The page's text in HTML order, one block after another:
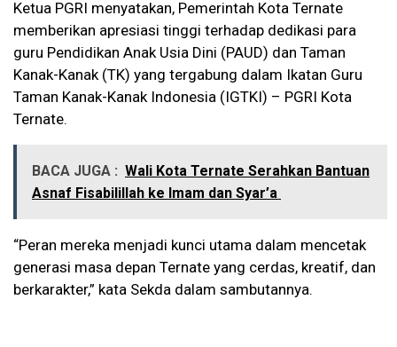
Ketua PGRI menyatakan, Pemerintah Kota Ternate
memberikan apresiasi tinggi terhadap dedikasi para
guru Pendidikan Anak Usia Dini (PAUD) dan Taman
Kanak-Kanak (TK) yang tergabung dalam Ikatan Guru
Taman Kanak-Kanak Indonesia (IGTKI) – PGRI Kota
Ternate.
BACA JUGA : Wali Kota Ternate Serahkan Bantuan
Asnaf Fisabilillah ke Imam dan Syar’a
“Peran mereka menjadi kunci utama dalam mencetak
generasi masa depan Ternate yang cerdas, kreatif, dan
berkarakter,” kata Sekda dalam sambutannya.